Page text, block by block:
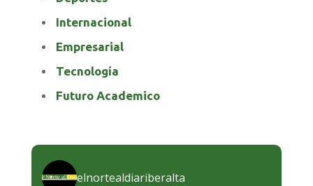
Internacional
Empresarial
Tecnología
Futuro Academico
elnortealdiariberalta